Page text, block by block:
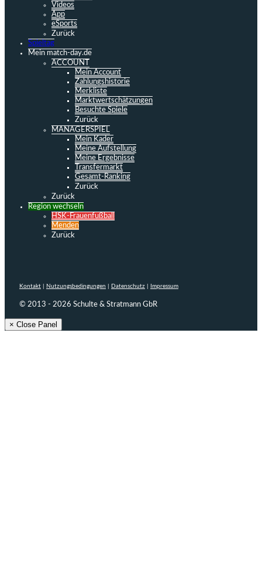
Videos
App
eSports
Zurück
Spieltag
Mein match-day.de
ACCOUNT
Mein Account
Zahlungshistorie
Merkliste
Marktwertschätzungen
Besuchte Spiele
Zurück
MANAGERSPIEL
Mein Kader
Meine Aufstellung
Meine Ergebnisse
Transfermarkt
Gesamt-Ranking
Zurück
Zurück
Region wechseln
HSK-Frauenfußball
Menden
Zurück
Kontakt Nutzungsbedingungen Datenschutz Impressum
© 2013 - 2026 Schulte & Stratmann GbR
× Close Panel